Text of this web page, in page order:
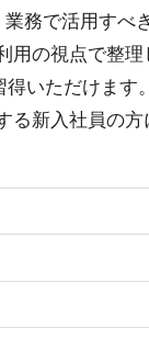
務で活用すべ
の視点で整
いただけます。
新入社員の